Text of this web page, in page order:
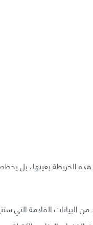
الخريطة بعينها، بل
البيانات القادمة التي